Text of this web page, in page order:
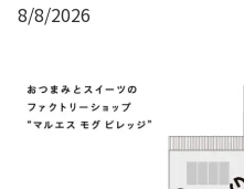
8/8/2026